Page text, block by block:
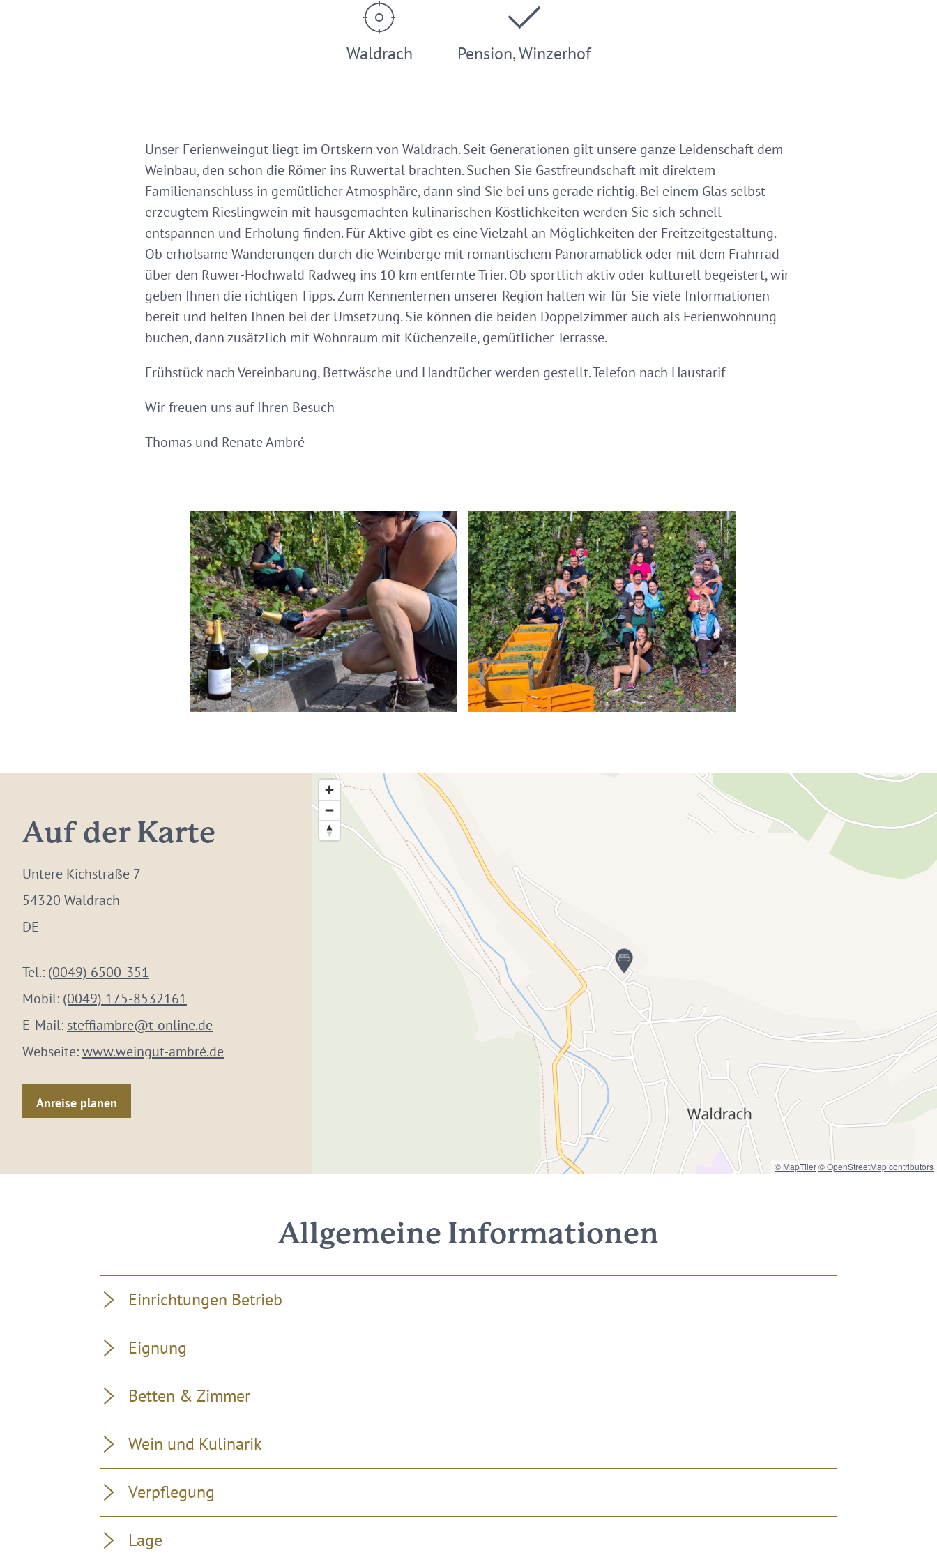
Waldrach Pension, Winzerhof
Unser Ferienweingut liegt im Ortskern von Waldrach. Seit Generationen gilt unsere ganze Leidenschaft dem
Weinbau, den schon die Römer ins Ruwertal brachten. Suchen Sie Gastfreundschaft mit direktem
Familienanschluss in gemütlicher Atmosphäre, dann sind Sie bei uns gerade richtig. Bei einem Glas selbst
erzeugtem Rieslingwein mit hausgemachten kulinarischen Köstlichkeiten werden Sie sich schnell
entspannen und Erholung finden. Für Aktive gibt es eine Vielzahl an Möglichkeiten der Freitzeitgestaltung.
Ob erholsame Wanderungen durch die Weinberge mit romantischem Panoramablick oder mit dem Frahrrad
über den Ruwer-Hochwald Radweg ins 10 km entfernte Trier. Ob sportlich aktiv oder kulturell begeistert, wir
geben Ihnen die richtigen Tipps. Zum Kennenlernen unserer Region halten wir für Sie viele Informationen
bereit und helfen Ihnen bei der Umsetzung. Sie können die beiden Doppelzimmer auch als Ferienwohnung
buchen, dann zusätzlich mit Wohnraum mit Küchenzeile, gemütlicher Terrasse.
Frühstück nach Vereinbarung, Bettwäsche und Handtücher werden gestellt. Telefon nach Haustarif
Wir freuen uns auf Ihren Besuch
Thomas und Renate Ambré
Auf der Karte
Untere Kichstraße 7
54320 Waldrach
DE
Tel.: (0049) 6500-351
Mobil: (0049) 175-8532161
E-Mail: steffiambre@t-online.de
Webseite:www.weingut-ambré.de
Anreise planen
© MapTiler© OpenStreetMap contributors
Allgemeine Informationen
Einrichtungen Betrieb
Eignung
Betten & Zimmer
Wein und Kulinarik
Verpflegung
Lage